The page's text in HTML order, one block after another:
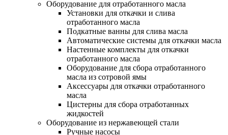
Оборудование для отработанного масла
Установки для откачки и слива
отработанного масла
Подкатные ванны для слива масла
Автоматические системы для откачки масла
Настенные комплекты для откачки
отработанного масла
Оборудование для сбора отработанного
масла из сотровой ямы
Аксессуары для откачки отработанного
масла
Цистерны для сбора отработанных
жидкостей
Оборудование из нержавеющей стали
Ручные насосы